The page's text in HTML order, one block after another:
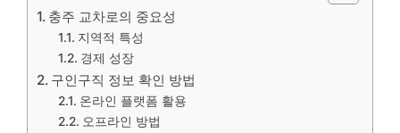
충주 교차로의 중요성
지역적 특성
경제 성장
구인구직 정보 확인 방법
온라인 플랫폼 활용
오프라인 방법